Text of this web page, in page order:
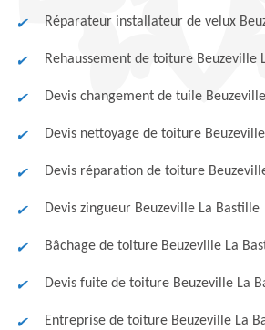
Réparateur installateur de velux
Rehaussement de toiture Beuzeville
Devis changement de tuile
Devis nettoyage de toiture
Devis réparation de toiture
Devis zingueur Beuzeville La Bastille
Bâchage de toiture Beuzeville La
Devis fuite de toiture Beuzeville La
Entreprise de toiture Beuzeville La